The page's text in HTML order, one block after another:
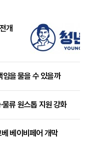
개
을 물을 수 있을까
물류 원스톱 지원 강화
베이비페어 개막